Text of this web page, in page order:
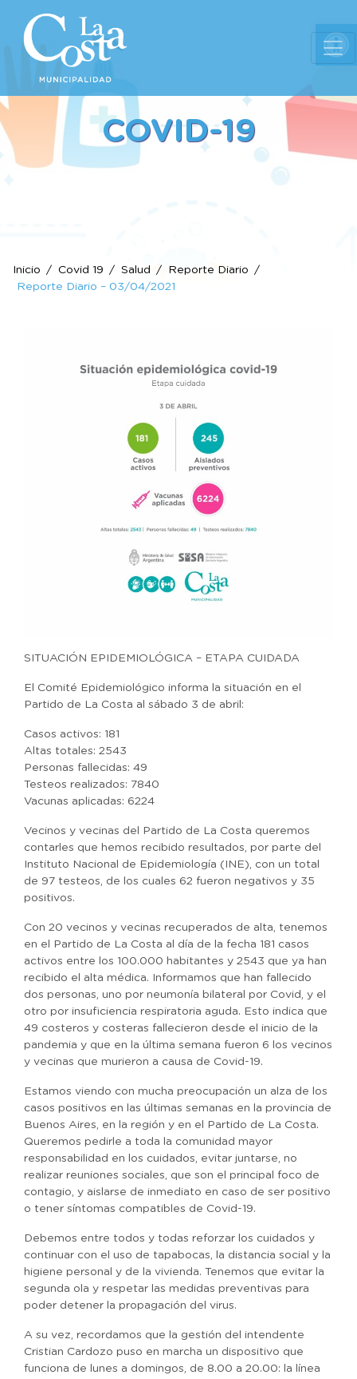
COVID-19
Inicio Covid 19 Salud
Reporte Diario
Reporte Diario – 03/04/2021
SITUACIÓN EPIDEMIOLÓGICA – ETAPA CUIDADA
El Comité Epidemiológico informa la situación en el
Partido de La Costa al sábado 3 de abril:
Casos activos: 181
Altas totales: 2543
Personas fallecidas: 49
Testeos realizados: 7840
Vacunas aplicadas: 6224
Vecinos y vecinas del Partido de La Costa queremos
contarles que hemos recibido resultados, por parte del
Instituto Nacional de Epidemiología (INE), con un total
de 97 testeos, de los cuales 62 fueron negativos y 35
positivos.
Con 20 vecinos y vecinas recuperados de alta, tenemos
en el Partido de La Costa al día de la fecha 181 casos
activos entre los 100.000 habitantes y 2543 que ya han
recibido el alta médica. Informamos que han fallecido
dos personas, uno por neumonía bilateral por Covid, y el
otro por insuficiencia respiratoria aguda. Esto indica que
49 costeros y costeras fallecieron desde el inicio de la
pandemia y que en la última semana fueron 6 los vecinos
y vecinas que murieron a causa de Covid-19.
Estamos viendo con mucha preocupación un alza de los
casos positivos en las últimas semanas en la provincia de
Buenos Aires, en la región y en el Partido de La Costa.
Queremos pedirle a toda la comunidad mayor
responsabilidad en los cuidados, evitar juntarse, no
realizar reuniones sociales, que son el principal foco de
contagio, y aislarse de inmediato en caso de ser positivo
o tener síntomas compatibles de Covid-19.
Debemos entre todos y todas reforzar los cuidados y
continuar con el uso de tapabocas, la distancia social y la
higiene personal y de la vivienda. Tenemos que evitar la
segunda ola y respetar las medidas preventivas para
poder detener la propagación del virus.
A su vez, recordamos que la gestión del intendente
Cristian Cardozo puso en marcha un dispositivo que
funciona de lunes a domingos, de 8.00 a 20.00: la línea